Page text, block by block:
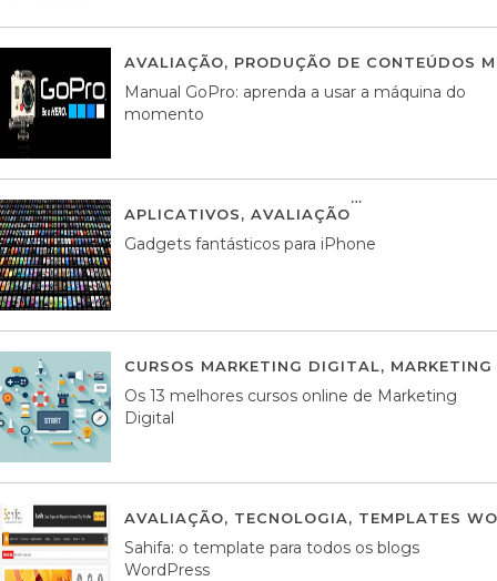
AVALIAÇÃO, PRODUÇÃO DE CONTEÚDOS
Manual GoPro: aprenda a usar a máquina do
momento
APLICATIVOS, AVALIAÇÃO
Gadgets fantásticos para iPhone
CURSOS MARKETING DIGITAL,
Os 13 melhores cursos online de Marketing
Digital
AVALIAÇÃO, TECNOLOGIA, TEMPLATES
Sahifa: o template para todos os blogs
WordPress